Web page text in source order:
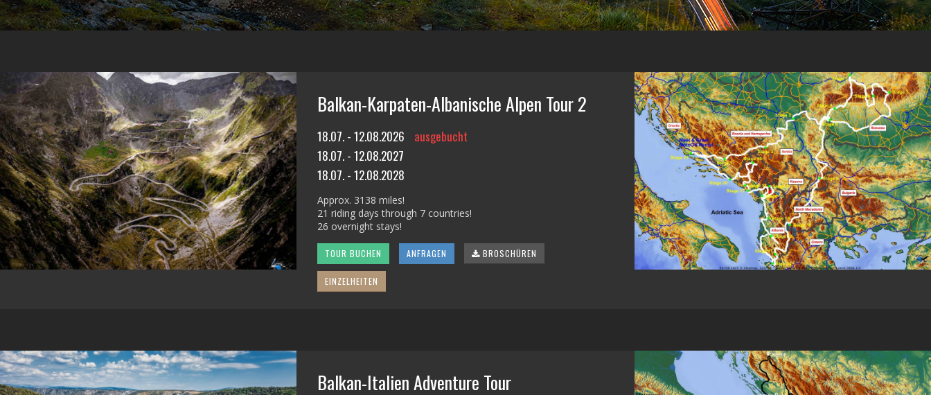
Balkan-Karpaten-Albanische Alpen Tour 2
18.07. - 12.08.2026
ausgebucht
18.07. - 12.08.2027
18.07. - 12.08.2028
Approx. 3138 miles!
21 riding days through 7 countries!
26 overnight stays!
TOUR BUCHEN ANFRAGEN BROSCHÜREN
EINZELHEITEN
Balkan-Italien Adventure Tour